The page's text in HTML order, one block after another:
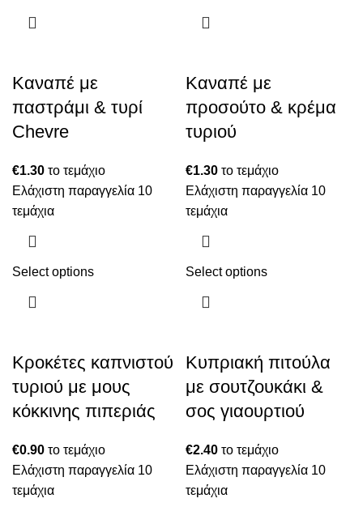
Καναπέ με
παστράμι & τυρί
Chevre
€1.30 το τεμάχιο
Ελάχιστη παραγγελία 10
τεμάχια
Select options
Καναπέ με
προσούτο & κρέμα
τυριού
€1.30 το τεμάχιο
Ελάχιστη παραγγελία 10
τεμάχια
Select options
Κροκέτες καπνιστού
τυριού με μους
κόκκινης πιπεριάς
€0.90 το τεμάχιο
Ελάχιστη παραγγελία 10
τεμάχια
Κυπριακή πιτούλα
με σουτζουκάκι &
σος γιαουρτιού
€2.40 το τεμάχιο
Ελάχιστη παραγγελία 10
τεμάχια